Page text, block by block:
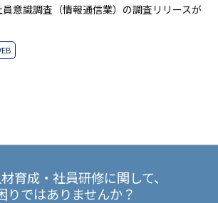
員意識調査（情報通信業）の調査リリースが
育成・社員研修に関して、
りではありませんか？